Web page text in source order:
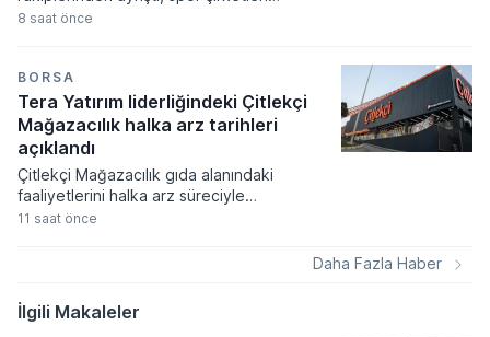
arasında yılın ilk yedi ayında yatırımcısını
sergilediği ocak-temmuz döneminde siyah-
beyazlıların hisseleri yüzde 17,2 oranında
yükseliş kaydetti.
8 saat önce
BORSA
Tera Yatırım liderliğindeki Çitlekçi
Mağazacılık halka arz tarihleri
açıklandı
Çitlekçi Mağazacılık gıda alanındaki
faaliyetlerini halka arz süreciyle
genişletirken, pay başına 78,70 TL fiyat
Şirket 36 milyon 500 bin TL nominal değerli
872 milyon 550 bin TL tutarında bir arz
büyüklüğüne ulaşmayı hedefliyor.
11 saat önce
Daha Fazla Haber
İlgili Makaleler